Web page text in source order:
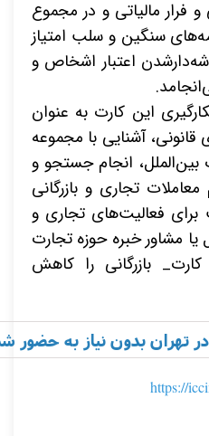
فرار مالیاتی و در مجموع
سنگین و سلب امتیاز
اعتبار اشخاص و
این کارت به عنوان
آشنایی با مجموعه
بین‌الملل، انجام جستجو و
تجاری و بازرگانی
فعالیت‌های تجاری و
یا مشاور خبره حوزه تجارت
کارت_ بازرگانی را کاهش
تهران بدون نیاز به حضور